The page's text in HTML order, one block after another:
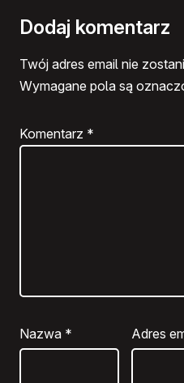
Dodaj komentarz
Twój adres email nie
Wymagane pola są
Komentarz *
Nazwa * Adres